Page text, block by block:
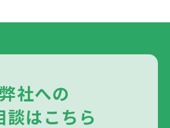
弊社への
談はこちら